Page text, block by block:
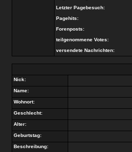
Letzter Pagebesuch:
Pagehits:
Forenposts:
teilgenommene Votes:
versendete Nachrichten:
Nick:
Name:
Wohnort:
Geschlecht:
Alter:
Geburtstag:
Beschreibung: